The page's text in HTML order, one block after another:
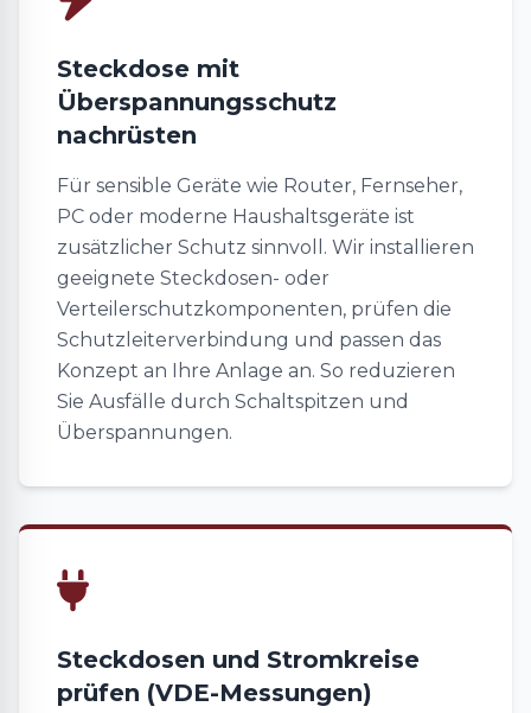
Steckdose mit
Überspannungsschutz
nachrüsten
Für sensible Geräte wie Router, Fernseher,
PC oder moderne Haushaltsgeräte ist
zusätzlicher Schutz sinnvoll. Wir installieren
geeignete Steckdosen- oder
Verteilerschutzkomponenten, prüfen die
Schutzleiterverbindung und passen das
Konzept an Ihre Anlage an. So reduzieren
Sie Ausfälle durch Schaltspitzen und
Überspannungen.
Steckdosen und Stromkreise
prüfen (VDE-Messungen)